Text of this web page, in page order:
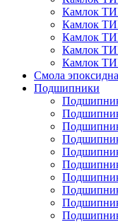
Камлок
Камлок
Камлок
Камлок
Камлок
Смола
Подшипники